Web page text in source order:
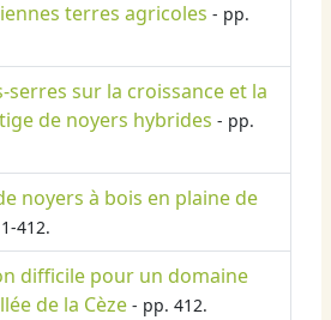
terres agricoles - pp.
serres sur la croissance et la
de noyers hybrides - pp.
noyers à bois en plaine de
412.
difficile pour un domaine
de la Cèze - pp. 412.